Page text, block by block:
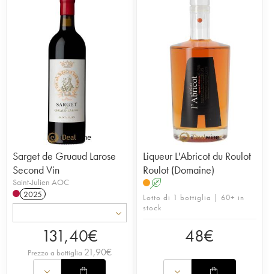
Sarget de Gruaud Larose
Second Vin
Saint-Julien AOC
2025
131,40€
Prezzo a bottiglia 21,90€
Liqueur L'Abricot du Roulot
Roulot (Domaine)
A
Lotto di 1 bottiglia | 60+ in
stock
48€